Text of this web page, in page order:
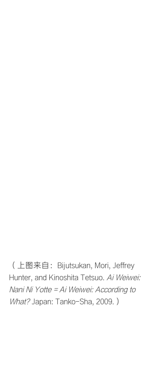
（上图来自：Bijutsukan, Mori, Jeffrey
Hunter, and Kinoshita Tetsuo. Ai Weiwei:
Nani Ni Yotte = Ai Weiwei: According to
What? Japan: Tanko-Sha, 2009.）